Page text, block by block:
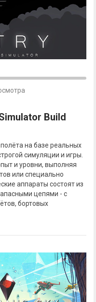
Build
на базе реальных
симуляции и игры.
и уровни, выполняя
или специально
аппараты состоят из
цепями - с
бортовых